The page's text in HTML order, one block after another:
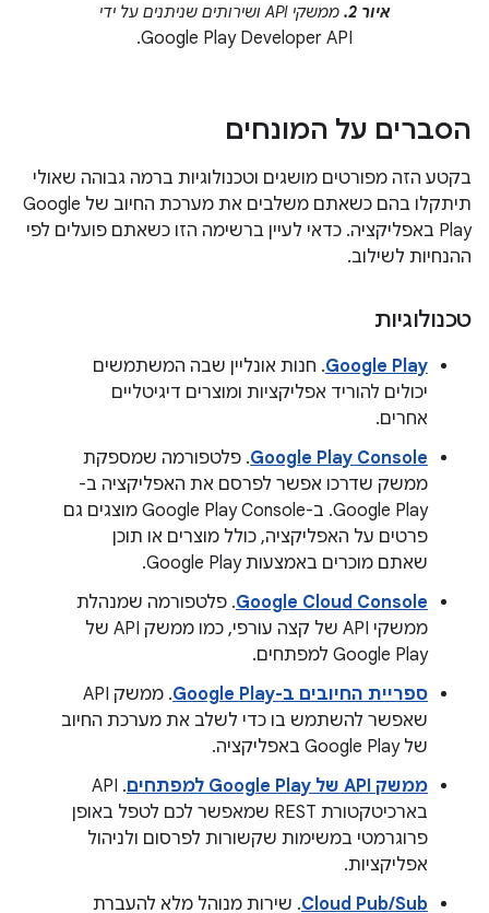
איור 2. ממשקי API ושירותים שניתנים על ידי
Google Play Developer API.
הסברים על המונחים
בקטע הזה מפורטים מושגים וטכנולוגיות ברמה גבוהה שאולי
תיתקלו בהם כשאתם משלבים את מערכת החיוב של Google
Play באפליקציה. כדאי לעיין ברשימה הזו כשאתם פועלים לפי
ההנחיות לשילוב.
טכנולוגיות
Google Play. חנות אונליין שבה המשתמשים
יכולים להוריד אפליקציות ומוצרים דיגיטליים
אחרים.
Google Play Console. פלטפורמה שמספקת
ממשק שדרכו אפשר לפרסם את האפליקציה ב-
Google Play. ב-Google Play Console מוצגים גם
פרטים על האפליקציה, כולל מוצרים או תוכן
שאתם מוכרים באמצעות Google Play.
Google Cloud Console. פלטפורמה שמנהלת
ממשקי API של קצה עורפי, כמו ממשק API של
Google Play למפתחים.
ספריית החיובים ב-Google Play
. ממשק API
שאפשר להשתמש בו כדי לשלב את מערכת החיוב
של Google Play באפליקציה.
ממשק API של Google Play למפתחים
. API
בארכיטקטורת REST שמאפשר לכם לטפל באופן
פרוגרמטי במשימות שקשורות לפרסום ולניהול
אפליקציות.
Cloud Pub/Sub. שירות מנוהל מלא להעברת